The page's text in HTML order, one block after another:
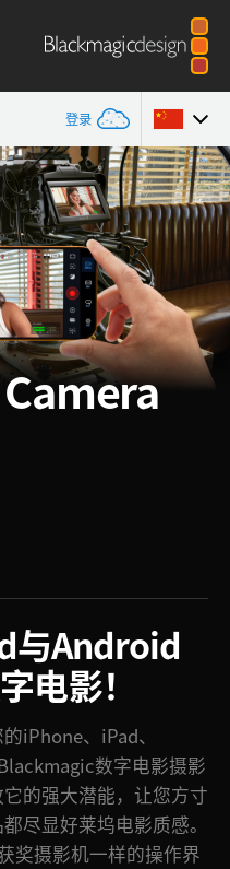
登录
与Android
电影！
iPhone、iPad、
数字电影摄影
的强大潜能，让您方寸
尽显好莱坞电影质感。
奖摄影机一样的操作界